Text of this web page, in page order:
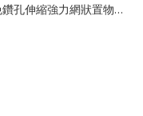
孔伸縮強力網狀置物